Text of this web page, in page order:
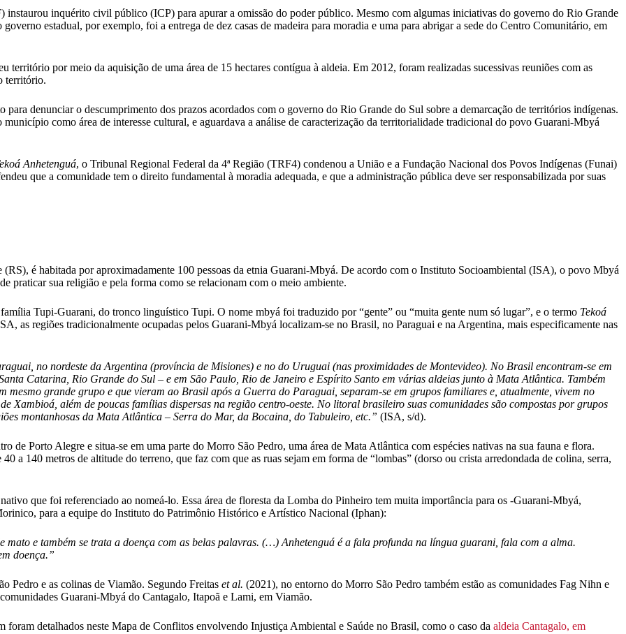
inquérito civil público (ICP) para apurar a omissão do poder público. Mesmo com algumas iniciativas do governo do Rio Grande
estadual, por exemplo, foi a entrega de dez casas de madeira para moradia e uma para abrigar a sede do Centro Comunitário, em
território por meio da aquisição de uma área de 15 hectares contígua à aldeia. Em 2012, foram realizadas sucessivas reuniões com as
território.
denunciar o descumprimento dos prazos acordados com o governo do Rio Grande do Sul sobre a demarcação de territórios indígenas.
como área de interesse cultural, e aguardava a análise de caracterização da territorialidade tradicional do povo Guarani-Mbyá
Anhetenguá, o Tribunal Regional Federal da 4ª Região (TRF4) condenou a União e a Fundação Nacional dos Povos Indígenas (Funai)
que a comunidade tem o direito fundamental à moradia adequada, e que a administração pública deve ser responsabilizada por suas
é habitada por aproximadamente 100 pessoas da etnia Guarani-Mbyá. De acordo com o Instituto Socioambiental (ISA), o povo Mbyá
praticar sua religião e pela forma como se relacionam com o meio ambiente.
Tupi-Guarani, do tronco linguístico Tupi. O nome mbyá foi traduzido por “gente” ou “muita gente num só lugar”, e o termo Tekoá
as regiões tradicionalmente ocupadas pelos Guarani-Mbyá localizam-se no Brasil, no Paraguai e na Argentina, mais especificamente nas
no nordeste da Argentina (província de Misiones) e no do Uruguai (nas proximidades de Montevideo). No Brasil encontram-se em
Catarina, Rio Grande do Sul – e em São Paulo, Rio de Janeiro e Espírito Santo em várias aldeias junto à Mata Atlântica. Também
grande grupo e que vieram ao Brasil após a Guerra do Paraguai, separam-se em grupos familiares e, atualmente, vivem no
Xambioá, além de poucas famílias dispersas na região centro-oeste. No litoral brasileiro suas comunidades são compostas por grupos
montanhosas da Mata Atlântica – Serra do Mar, da Bocaina, do Tabuleiro, etc.” (ISA, s/d).
de Porto Alegre e situa-se em uma parte do Morro São Pedro, uma área de Mata Atlântica com espécies nativas na sua fauna e flora.
a 140 metros de altitude do terreno, que faz com que as ruas sejam em forma de “lombas” (dorso ou crista arredondada de colina, serra,
que foi referenciado ao nomeá-lo. Essa área de floresta da Lomba do Pinheiro tem muita importância para os -Guarani-Mbyá,
para a equipe do Instituto do Patrimônio Histórico e Artístico Nacional (Iphan):
mato e também se trata a doença com as belas palavras. (…) Anhetenguá é a fala profunda na língua guarani, fala com a alma.
doença.”
Pedro e as colinas de Viamão. Segundo Freitas et al. (2021), no entorno do Morro São Pedro também estão as comunidades Fag Nihn e
Guarani-Mbyá do Cantagalo, Itapoã e Lami, em Viamão.
detalhados neste Mapa de Conflitos envolvendo Injustiça Ambiental e Saúde no Brasil, como o caso da aldeia Cantagalo, em